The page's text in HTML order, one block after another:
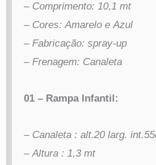
– Comprimento: 10,1 mt
– Cores: Amarelo e Azul
– Fabricação: spray-up
– Frenagem: Canaleta
01 – Rampa Infantil:
– Canaleta : alt.20 larg.
– Altura : 1,3 mt